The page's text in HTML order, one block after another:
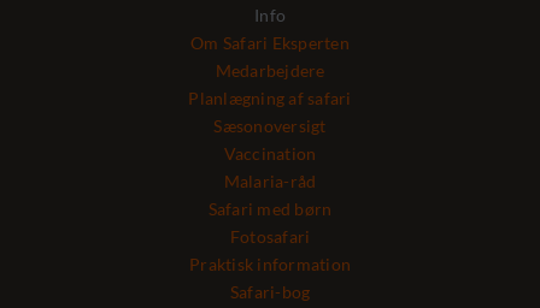
Info
Om Safari Eksperten
Medarbejdere
Planlægning af safari
Sæsonoversigt
Vaccination
Malaria-råd
Safari med børn
Fotosafari
Praktisk information
Safari-bog